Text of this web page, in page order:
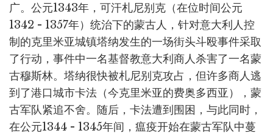
广。公元1343年，可汗札尼别克（在位时间公元
1342 - 1357年）统治下的蒙古人，针对意大利人控
制的克里米亚城镇塔纳发生的一场街头斗殴事件采取
了行动，事件中一名基督教意大利商人杀害了一名蒙
古穆斯林。塔纳很快被札尼别克攻占，但许多商人逃
到了港口城市卡法（今克里米亚的费奥多西亚），蒙
古军队紧追不舍。随后，卡法遭到围困，与此同时，
在公元1344 - 1345年间，瘟疫开始在蒙古军队中蔓